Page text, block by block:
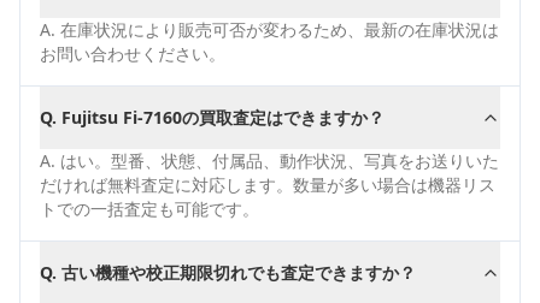
A. 在庫状況により販売可否が変わるため、最新の在庫状況は
お問い合わせください。
Q. Fujitsu Fi-7160の買取査定はできますか？
A. はい。型番、状態、付属品、動作状況、写真をお送りいた
だければ無料査定に対応します。数量が多い場合は機器リス
トでの一括査定も可能です。
Q. 古い機種や校正期限切れでも査定できますか？